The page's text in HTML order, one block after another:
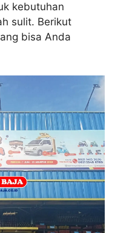
kebutuhan
sulit. Berikut
bisa Anda